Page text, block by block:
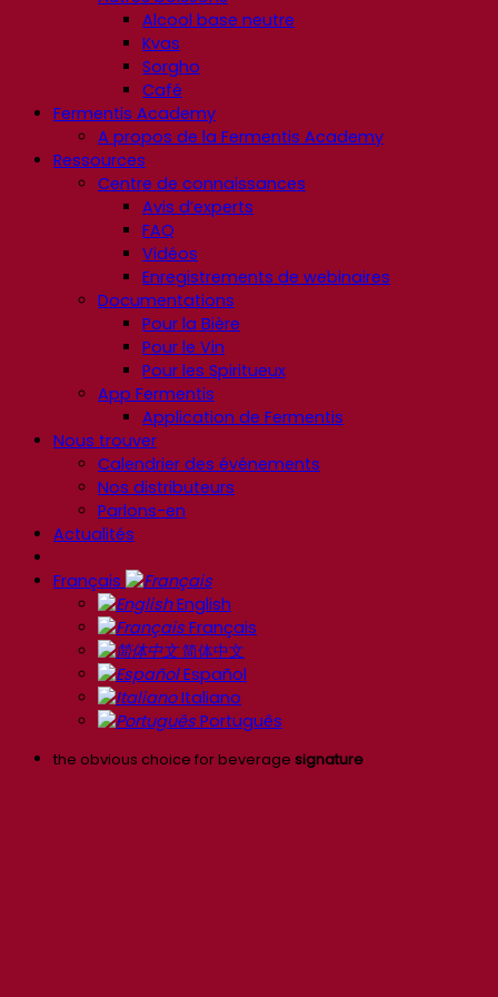
Alcool base neutre
Kvas
Sorgho
Café
Fermentis Academy
A propos de la Fermentis Academy
Ressources
Centre de connaissances
Avis d’experts
FAQ
Vidéos
Enregistrements de webinaires
Documentations
Pour la Bière
Pour le Vin
Pour les Spiritueux
App Fermentis
Application de Fermentis
Nous trouver
Calendrier des événements
Nos distributeurs
Parlons-en
Actualités
Français
English
Français
简体中文
Español
Italiano
Português
the obvious choice for beverage signature